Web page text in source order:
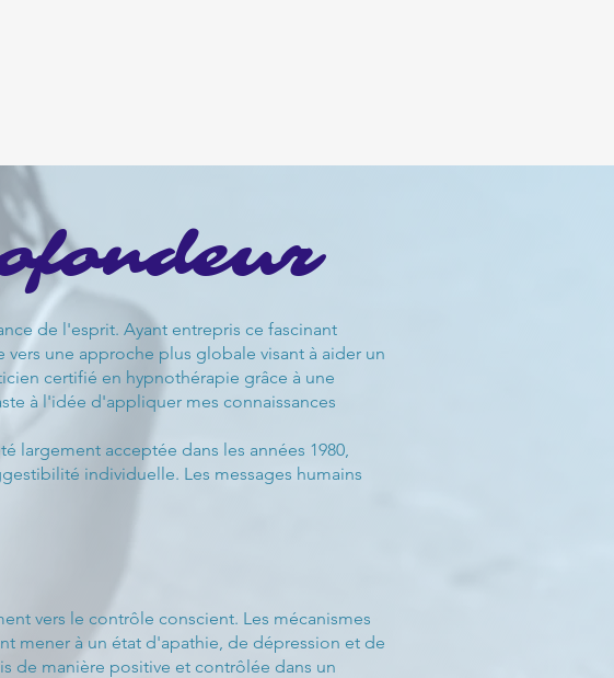
de l'esprit. Ayant entrepris ce fascinant
une approche plus globale visant à aider un
certifié en hypnothérapie grâce à une
à l'idée d'appliquer mes connaissances
largement acceptée dans les années 1980,
individuelle. Les messages humains
vers le contrôle conscient. Les mécanismes
mener à un état d'apathie, de dépression et de
de manière positive et contrôlée dans un